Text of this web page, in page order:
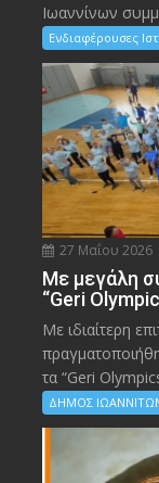
Ιωαννίνων
Ενδιαφέρουσες
27 Μαΐου 2026
Με μεγάλη
“Geri
Με ιδιαίτερη
τα “Geri
ΔΗΜΟΣ